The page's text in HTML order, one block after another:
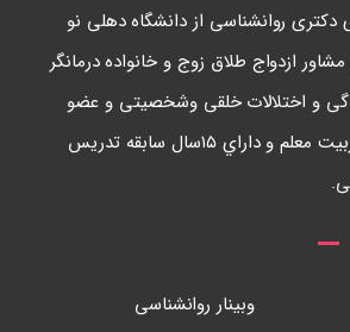
دكتری روانشناسی از دانشگاه دهلی نو
ازدواج طلاق زوج و خانواده درمانگر
و اختلالات خلقی وشخصيتی و عضو
هئيت علمی دانشگاه تربيت معلم و داراي ١٥سال سابقه تدريس
وبینار روانشناسی